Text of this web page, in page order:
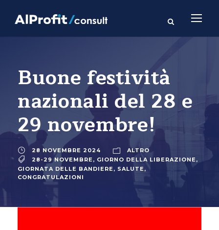
Buone festività
nazionali del 28 e
29 novembre!
28 NOVEMBRE 2024
ALTRO
28-29 NOVEMBRE, GIORNO DELLA LIBERAZIONE ,
GIORNATA DELLE BANDIERE, SALUTE,
CONGRATULAZIONI